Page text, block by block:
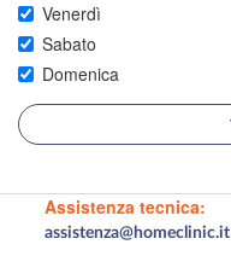
Venerdì
Sabato
Domenica
Assistenza tecnica:
assistenza@homeclinic.it